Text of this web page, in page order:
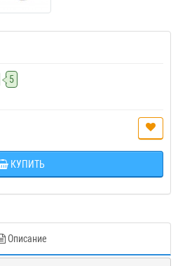
5
КУПИТЬ
Описание